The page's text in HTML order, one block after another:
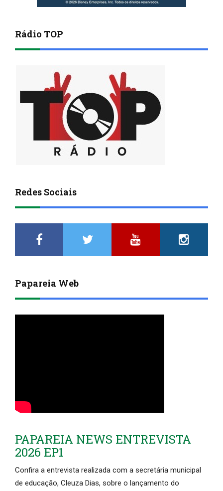
Rádio TOP
Redes Sociais
Papareia Web
PAPAREIA NEWS ENTREVISTA
2026 EP1
Confira a entrevista realizada com a secretária municipal
de educação, Cleuza Dias, sobre o lançamento do